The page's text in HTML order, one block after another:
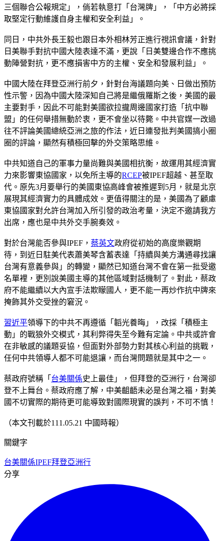
三個聯合公報規定」，倘若執意打「台灣牌」，「中方必將採
取堅定行動維護自身主權和安全利益」。
同日，中共外長王毅也跟日本外相林芳正進行視訊會議，針對
日美聯手對抗中國大陸表達不滿，更說「日美雙邊合作不應挑
動陣營對抗，更不應損害中方的主權、安全和發展利益」。
中國大陸在拜登亞洲行前夕，針對台海議題向美、日做出預防
性示警，因為中國大陸深知自己將是繼俄羅斯之後，美國的最
主要對手，因此不可能對美國欲拉攏周邊國家打造「抗中聯
盟」的任何舉措無動於衷，更不會坐以待斃。中共官媒一改過
往不評論美國總統亞洲之旅的作法，近日連發批判美國搞小圈
圈的評論，顯然有積極回擊的外交策略思維。
中共知道自己的軍事力量尚難與美國相抗衡，故運用其經濟實
力來影響東協國家，以免所主導的RCEP被IPEF超越、甚至取
代。原先3月要舉行的美國東協高峰會被推遲到5月，就是北京
展現其經濟實力的具體成效。更值得關注的是，美國為了顧慮
東協國家對允許台灣加入所引發的政治考量，決定不邀請我方
出席，應也是中共外交手腕奏效。
對於台灣能否參與IPEF， 蔡英文政府從初始的高度樂觀期
待，到近日駐美代表蕭美琴含蓄表達「持續與美方溝通尋找讓
台灣有意義參與」的轉變，顯然已知道台灣不會在第一批受邀
名單裡，更別說美國主導的其他區域對話機制了。對此，蔡政
府不能繼續以大內宣手法欺矇國人，更不能一再炒作抗中牌來
掩飾其外交受挫的窘況。
習近平領導下的中共不再遵循「韜光養晦」，改採「積極主
動」的戰狼外交模式，其利弊得失至今難有定論。中共或許會
在非敏感的議題妥協，但面對外部勢力對其核心利益的挑戰，
任何中共領導人都不可能退讓，而台灣問題就是其中之一。
蔡政府號稱「 台美關係史上最佳」，但拜登的亞洲行，台灣卻
登不上舞台。蔡政府應了解，中美齟齬未必是台灣之福，對美
國不切實際的期待更可能導致對國際現實的誤判，不可不慎！
（本文刊載於111.05.21 中國時報）
關鍵字
台美關係IPEF拜登亞洲行
分享